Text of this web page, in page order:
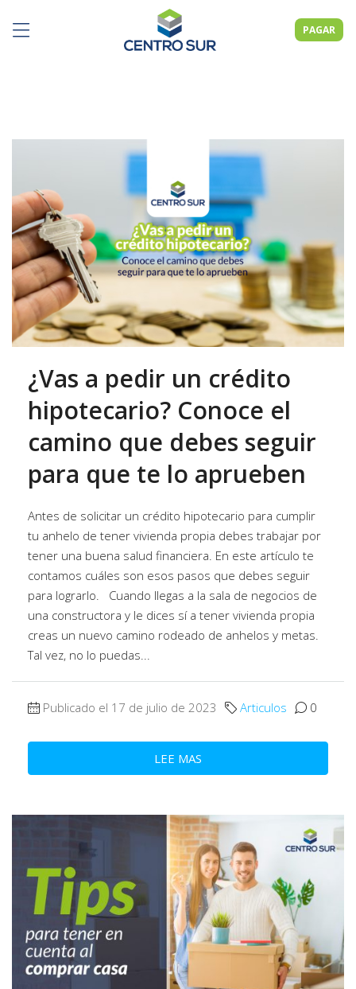
PAGAR
¿Vas a pedir un crédito
hipotecario? Conoce el
camino que debes seguir
para que te lo aprueben
Antes de solicitar un crédito hipotecario para cumplir
tu anhelo de tener vivienda propia debes trabajar por
tener una buena salud financiera. En este artículo te
contamos cuáles son esos pasos que debes seguir
para lograrlo. Cuando llegas a la sala de negocios de
una constructora y le dices sí a tener vivienda propia
creas un nuevo camino rodeado de anhelos y metas.
Tal vez, no lo puedas...
Publicado el 17 de julio de 2023 Articulos 0
LEE MAS